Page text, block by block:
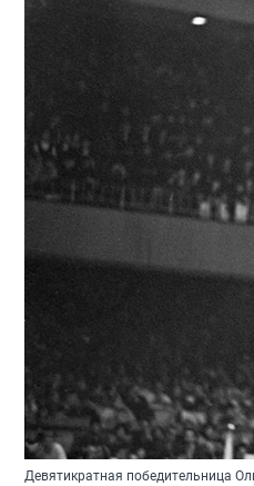
Девятикратная победительница